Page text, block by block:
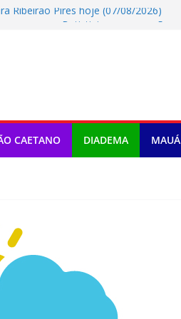
Ribeirao Pires hoje (07/08/2026)
música e teatro gratuito no ABC
Rio Grande Da Serra hoje
CAETANO DIADEMA MAUÁ